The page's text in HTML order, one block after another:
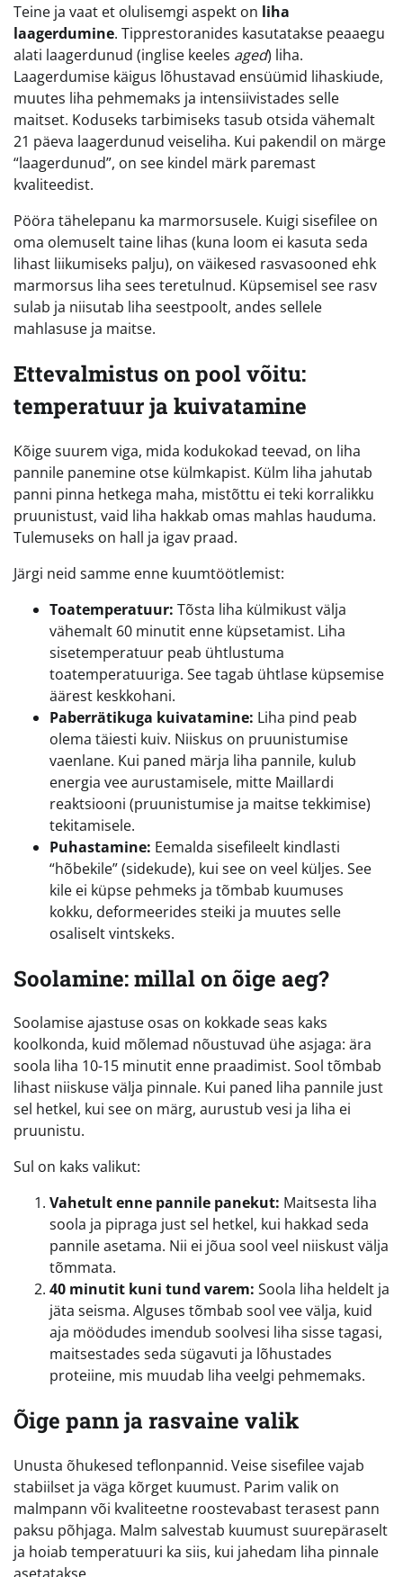
Teine ja vaat et olulisemgi aspekt on liha
laagerdumine. Tipprestoranides kasutatakse peaaegu
alati laagerdunud (inglise keeles aged) liha.
Laagerdumise käigus lõhustavad ensüümid lihaskiude,
muutes liha pehmemaks ja intensiivistades selle
maitset. Koduseks tarbimiseks tasub otsida vähemalt
21 päeva laagerdunud veiseliha. Kui pakendil on märge
“laagerdunud”, on see kindel märk paremast
kvaliteedist.
Pööra tähelepanu ka marmorsusele. Kuigi sisefilee on
oma olemuselt taine lihas (kuna loom ei kasuta seda
lihast liikumiseks palju), on väikesed rasvasooned ehk
marmorsus liha sees teretulnud. Küpsemisel see rasv
sulab ja niisutab liha seestpoolt, andes sellele
mahlasuse ja maitse.
Ettevalmistus on pool võitu:
temperatuur ja kuivatamine
Kõige suurem viga, mida kodukokad teevad, on liha
pannile panemine otse külmkapist. Külm liha jahutab
panni pinna hetkega maha, mistõttu ei teki korralikku
pruunistust, vaid liha hakkab omas mahlas hauduma.
Tulemuseks on hall ja igav praad.
Järgi neid samme enne kuumtöötlemist:
Toatemperatuur: Tõsta liha külmikust välja
vähemalt 60 minutit enne küpsetamist. Liha
sisetemperatuur peab ühtlustuma
toatemperatuuriga. See tagab ühtlase küpsemise
äärest keskkohani.
Paberrätikuga kuivatamine: Liha pind peab
olema täiesti kuiv. Niiskus on pruunistumise
vaenlane. Kui paned märja liha pannile, kulub
energia vee aurustamisele, mitte Maillardi
reaktsiooni (pruunistumise ja maitse tekkimise)
tekitamisele.
Puhastamine: Eemalda sisefileelt kindlasti
“hõbekile” (sidekude), kui see on veel küljes. See
kile ei küpse pehmeks ja tõmbab kuumuses
kokku, deformeerides steiki ja muutes selle
osaliselt vintskeks.
Soolamine: millal on õige aeg?
Soolamise ajastuse osas on kokkade seas kaks
koolkonda, kuid mõlemad nõustuvad ühe asjaga: ära
soola liha 10-15 minutit enne praadimist. Sool tõmbab
lihast niiskuse välja pinnale. Kui paned liha pannile just
sel hetkel, kui see on märg, aurustub vesi ja liha ei
pruunistu.
Sul on kaks valikut:
Vahetult enne pannile panekut: Maitsesta liha
soola ja pipraga just sel hetkel, kui hakkad seda
pannile asetama. Nii ei jõua sool veel niiskust välja
tõmmata.
40 minutit kuni tund varem: Soola liha heldelt ja
jäta seisma. Alguses tõmbab sool vee välja, kuid
aja möödudes imendub soolvesi liha sisse tagasi,
maitsestades seda sügavuti ja lõhustades
proteiine, mis muudab liha veelgi pehmemaks.
Õige pann ja rasvaine valik
Unusta õhukesed teflonpannid. Veise sisefilee vajab
stabiilset ja väga kõrget kuumust. Parim valik on
malmpann või kvaliteetne roostevabast terasest pann
paksu põhjaga. Malm salvestab kuumust suurepäraselt
ja hoiab temperatuuri ka siis, kui jahedam liha pinnale